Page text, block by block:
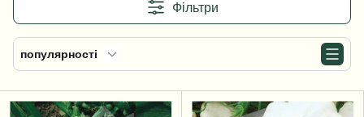
Фільтри
популярності